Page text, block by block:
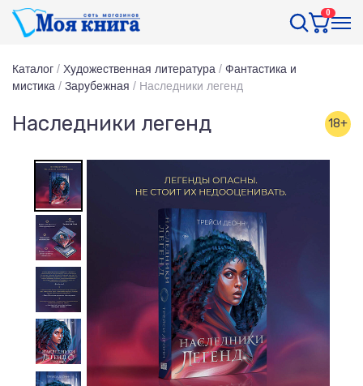
0
Каталог / Художественная литература / Фантастика и
мистика / Зарубежная / Наследники легенд
Наследники легенд 18+